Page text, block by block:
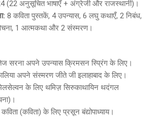
(22 अनुसूचित भाषाएँ + अंग्रेजी और राजस्थानी)।
: 8 कविता पुस्तकें, 4 उपन्यास, 6 लघु कथाएँ, 2 निबंध,
1 आत्मकथा और 2 संस्मरण।
सरना अपने उपन्यास क्रिमसन स्प्रिंग के लिए।
अपने संस्मरण जीते जी इलाहाबाद के लिए।
के लिए थमिज़ सिरुकाथायिन थदंगल
(कविता) के लिए प्रसून बंद्योपाध्याय।